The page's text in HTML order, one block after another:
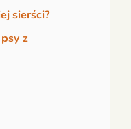
sierści?
z